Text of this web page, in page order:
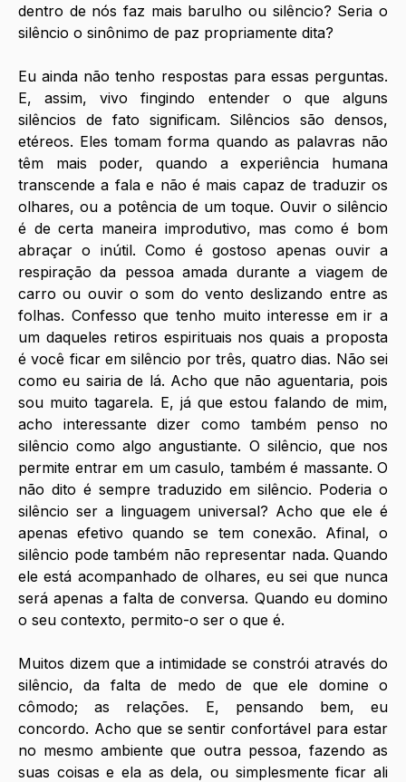
dentro de nós faz mais barulho ou silêncio? Seria o
silêncio o sinônimo de paz propriamente dita?
Eu ainda não tenho respostas para essas perguntas.
E, assim, vivo fingindo entender o que alguns
silêncios de fato significam. Silêncios são densos,
etéreos. Eles tomam forma quando as palavras não
têm mais poder, quando a experiência humana
transcende a fala e não é mais capaz de traduzir os
olhares, ou a potência de um toque. Ouvir o silêncio
é de certa maneira improdutivo, mas como é bom
abraçar o inútil. Como é gostoso apenas ouvir a
respiração da pessoa amada durante a viagem de
carro ou ouvir o som do vento deslizando entre as
folhas. Confesso que tenho muito interesse em ir a
um daqueles retiros espirituais nos quais a proposta
é você ficar em silêncio por três, quatro dias. Não sei
como eu sairia de lá. Acho que não aguentaria, pois
sou muito tagarela. E, já que estou falando de mim,
acho interessante dizer como também penso no
silêncio como algo angustiante. O silêncio, que nos
permite entrar em um casulo, também é massante. O
não dito é sempre traduzido em silêncio. Poderia o
silêncio ser a linguagem universal? Acho que ele é
apenas efetivo quando se tem conexão. Afinal, o
silêncio pode também não representar nada. Quando
ele está acompanhado de olhares, eu sei que nunca
será apenas a falta de conversa. Quando eu domino
o seu contexto, permito-o ser o que é.
Muitos dizem que a intimidade se constrói através do
silêncio, da falta de medo de que ele domine o
cômodo; as relações. E, pensando bem, eu
concordo. Acho que se sentir confortável para estar
no mesmo ambiente que outra pessoa, fazendo as
suas coisas e ela as dela, ou simplesmente ficar ali